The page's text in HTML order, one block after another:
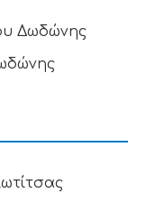
Δωδώνης